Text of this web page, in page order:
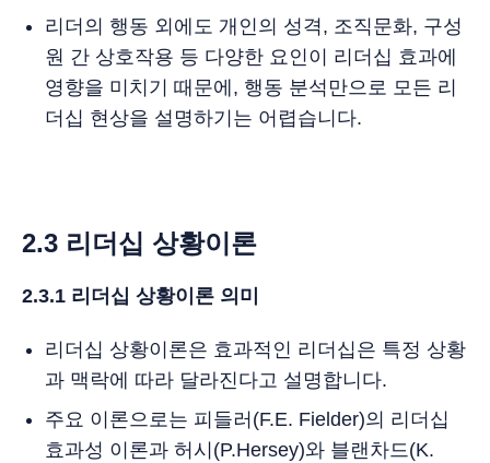
리더의 행동 외에도 개인의 성격, 조직문화, 구성
원 간 상호작용 등 다양한 요인이 리더십 효과에
영향을 미치기 때문에, 행동 분석만으로 모든 리
더십 현상을 설명하기는 어렵습니다.
2.3 리더십 상황이론
2.3.1 리더십 상황이론 의미
리더십 상황이론은 효과적인 리더십은 특정 상황
과 맥락에 따라 달라진다고 설명합니다.
주요 이론으로는 피들러(F.E. Fielder)의 리더십
효과성 이론과 허시(P.Hersey)와 블랜차드(K.